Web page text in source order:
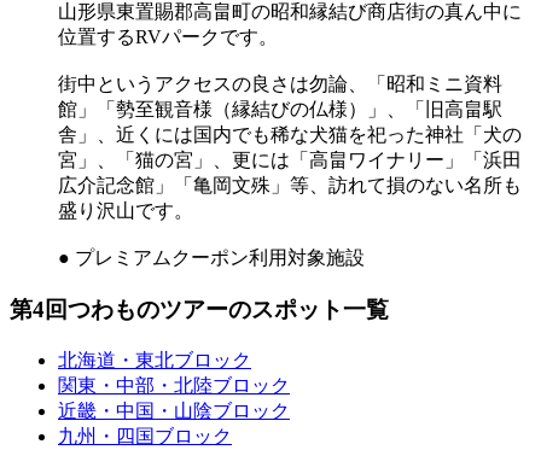
山形県東置賜郡高畠町の昭和縁結び商店街の真ん中に
位置するRVパークです。
街中というアクセスの良さは勿論、「昭和ミニ資料
館」「勢至観音様（縁結びの仏様）」、「旧高畠駅
舎」、近くには国内でも稀な犬猫を祀った神社「犬の
宮」、「猫の宮」、更には「高畠ワイナリー」「浜田
広介記念館」「亀岡文殊」等、訪れて損のない名所も
盛り沢山です。
● プレミアムクーポン利用対象施設
第4回つわものツアーのスポット一覧
北海道・東北ブロック
関東・中部・北陸ブロック
近畿・中国・山陰ブロック
九州・四国ブロック